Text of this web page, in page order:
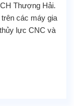
Thượng Hải.
các máy gia
lực CNC và